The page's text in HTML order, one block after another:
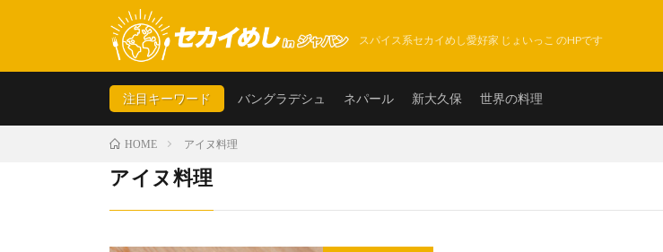
スパイス系セカイめし愛好家 じょいっこ のHPです
注目キーワード バングラデシュ ネパール 新大久保 世界の料理
HOME アイヌ料理
アイヌ料理